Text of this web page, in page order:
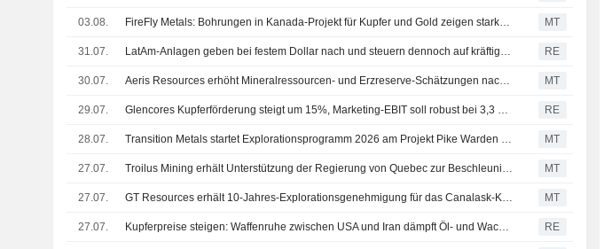
03.08. FireFly Metals: Bohrungen in Kanada-Projekt für Kupfer und Gold zeigen starke Kontinuität der Mineralisierung und hohe Gehalte MT
31.07. LatAm-Anlagen geben bei festem Dollar nach und steuern dennoch auf kräftige Monatsgewinne zu RE
30.07. Aeris Resources erhöht Mineralressourcen- und Erzreserve-Schätzungen nach Übernahme zweier Lagerstätten; Aktie legt um 3% zu MT
29.07. Glencores Kupferförderung steigt um 15%, Marketing-EBIT soll robust bei 3,3 Mrd. USD liegen RE
28.07. Transition Metals startet Explorationsprogramm 2026 am Projekt Pike Warden in Yukon MT
27.07. Troilus Mining erhält Unterstützung der Regierung von Quebec zur Beschleunigung der Genehmigungen MT
27.07. GT Resources erhält 10-Jahres-Explorationsgenehmigung für das Canalask-Kupfer-Nickel-Projekt MT
27.07. Kupferpreise steigen: Waffenruhe zwischen USA und Iran dämpft Öl- und Wachstumsängste RE